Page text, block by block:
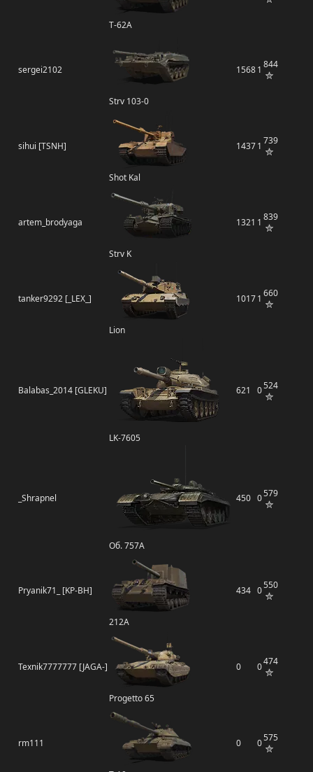
Т-62А
sergei2102
Strv 103-0
15681 844
sihui [TSNH]
Shot Kal
14371 739
artem_brodyaga
Strv K
1321 1 839
tanker9292 [_LEX_]
Lion
10171 660
Balabas_2014 [GLEKU]
LK-7605
621 0524
_Shrapnel
Об. 757А
450 0579
Pryanik71_ [KP-BH]
212А
434 0550
Texnik7777777 [JAGA-]
Progetto 65
0 0474
rm111 0 0575